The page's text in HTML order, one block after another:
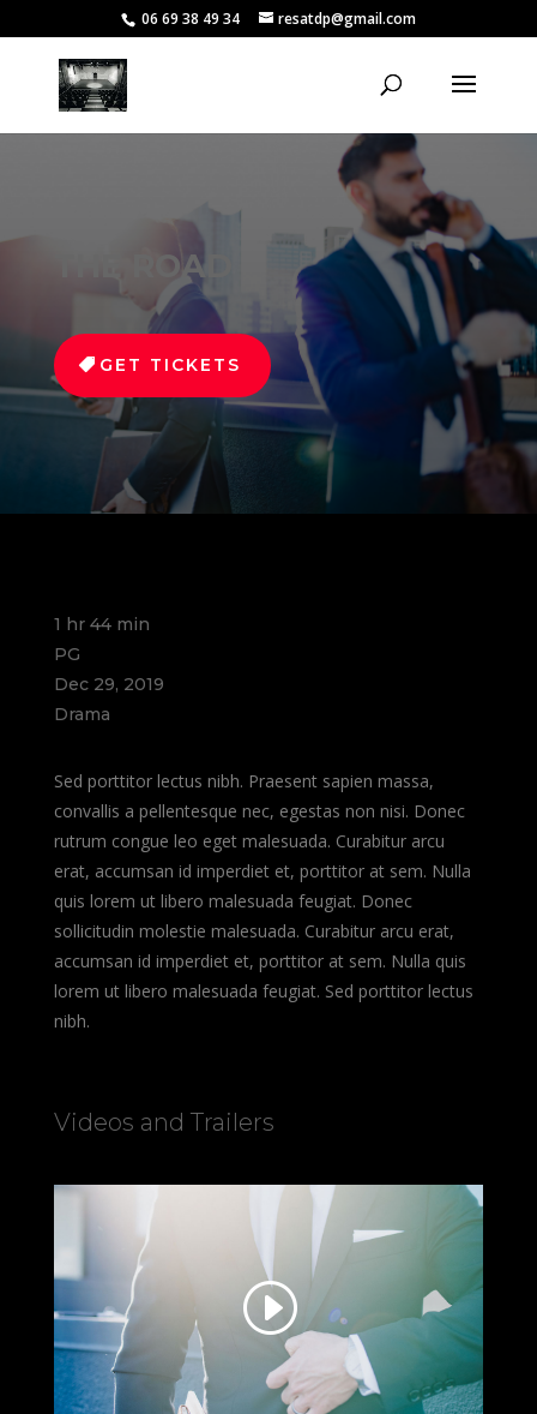
06 69 38 49 34 resatdp@gmail.com
THE ROAD
GET TICKETS
1 hr 44 min
PG
Dec 29, 2019
Drama
Sed porttitor lectus nibh. Praesent sapien massa,
convallis a pellentesque nec, egestas non nisi. Donec
rutrum congue leo eget malesuada. Curabitur arcu
erat, accumsan id imperdiet et, porttitor at sem. Nulla
quis lorem ut libero malesuada feugiat. Donec
sollicitudin molestie malesuada. Curabitur arcu erat,
accumsan id imperdiet et, porttitor at sem. Nulla quis
lorem ut libero malesuada feugiat. Sed porttitor lectus
nibh.
Videos and Trailers